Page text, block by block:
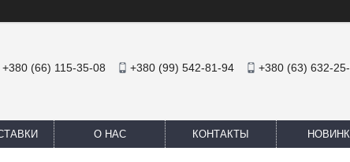
+380 (66) 115-35-08 +380 (99) 542-81-94 +380 (63) 632-
О НАС КОНТАКТЫ